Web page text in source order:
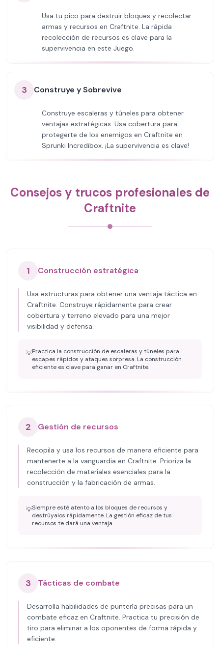
Usa tu pico para destruir bloques y recolectar
armas y recursos en Craftnite. La rápida
recolección de recursos es clave para la
supervivencia en este Juego.
3 Construye y Sobrevive
Construye escaleras y túneles para obtener
ventajas estratégicas. Usa cobertura para
protegerte de los enemigos en Craftnite en
Sprunki Incredibox. ¡La supervivencia es clave!
Consejos y trucos profesionales de
Craftnite
1 Construcción estratégica
Usa estructuras para obtener una ventaja táctica en
Craftnite. Construye rápidamente para crear
cobertura y terreno elevado para una mejor
visibilidad y defensa.
💡Practica la construcción de escaleras y túneles para
escapes rápidos y ataques sorpresa. La construcción
eficiente es clave para ganar en Craftnite.
2 Gestión de recursos
Recopila y usa los recursos de manera eficiente para
mantenerte a la vanguardia en Craftnite. Prioriza la
recolección de materiales esenciales para la
construcción y la fabricación de armas.
💡Siempre esté atento a los bloques de recursos y
destrúyalos rápidamente. La gestión eficaz de tus
recursos te dará una ventaja.
3 Tácticas de combate
Desarrolla habilidades de puntería precisas para un
combate eficaz en Craftnite. Practica tu precisión de
tiro para eliminar a los oponentes de forma rápida y
eficiente.